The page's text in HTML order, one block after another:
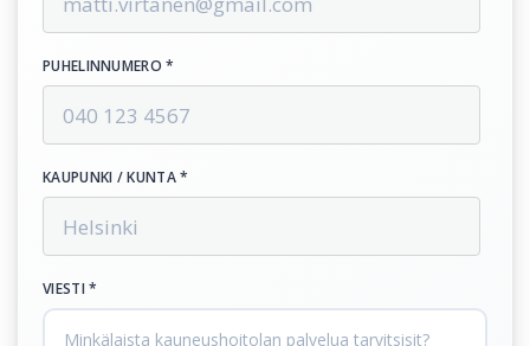
PUHELINNUMERO *
KAUPUNKI / KUNTA *
VIESTI *